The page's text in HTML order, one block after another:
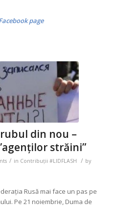
page
din nou –
străini”
/ in Contribuții #LIDFLASH / by
Rusă mai face un pas pe
Pe 21 noiembrie, Duma de